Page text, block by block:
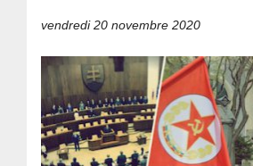
vendredi 20 novembre 2020